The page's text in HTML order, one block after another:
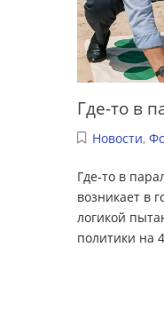
Где-то в
Новости,
Где-то в
возникает в
логикой
политики на